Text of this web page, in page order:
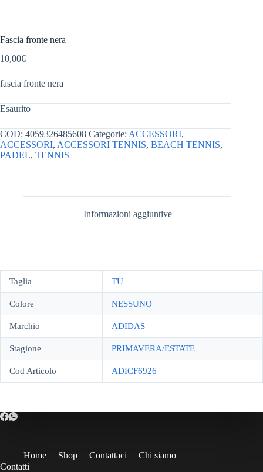
Fascia fronte nera
10,00€
fascia fronte nera
Esaurito
COD: 4059326485608 Categorie: ACCESSORI,
ACCESSORI, ACCESSORI TENNIS, BEACH TENNIS,
PADEL, TENNIS
Informazioni aggiuntive
Taglia TU
Colore NESSUNO
Marchio ADIDAS
Stagione PRIMAVERA/ESTATE
Cod Articolo ADICF6926
Home Shop Contattaci
Chi siamo
Contatti